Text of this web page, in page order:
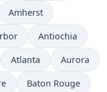
Amherst
Antiochia
Atlanta Aurora
Baton Rouge